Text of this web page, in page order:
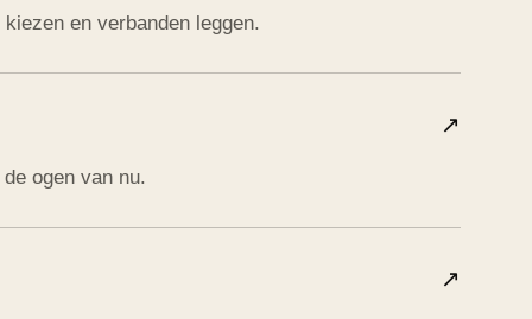
en verbanden leggen.
ogen van nu.
↗
↗